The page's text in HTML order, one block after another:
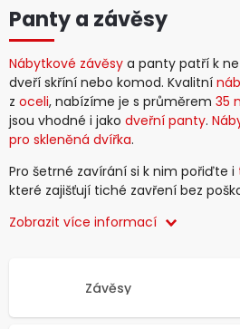
Panty a závěsy
Nábytkové závěsy a panty patří k
dveří skříní nebo komod. Kvalitní
z oceli, nabízíme je s průměrem 35
jsou vhodné i jako dveřní panty.
pro skleněná dvířka.
Pro šetrné zavírání si k nim pořiďte i
které zajišťují tiché zavření bez
Zobrazit více informací
Závěsy